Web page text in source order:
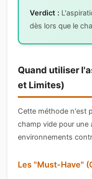
Verdict :
dès lors que le
Quand utiliser
et Limites)
Cette méthode n'est
champ vide pour une
environnements
Les "Must-Have"